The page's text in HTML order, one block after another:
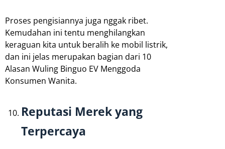
Proses pengisiannya juga nggak ribet.
Kemudahan ini tentu menghilangkan
keraguan kita untuk beralih ke mobil listrik,
dan ini jelas merupakan bagian dari 10
Alasan Wuling Binguo EV Menggoda
Konsumen Wanita.
Reputasi Merek yang
Terpercaya